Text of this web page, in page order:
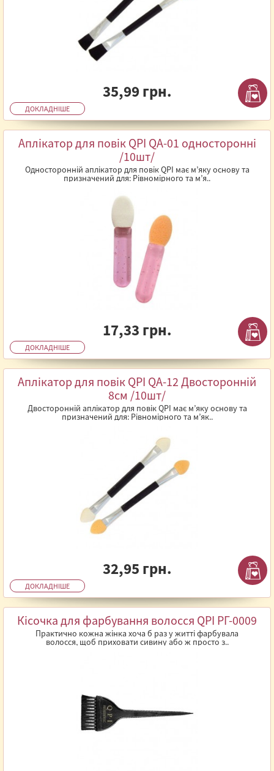
35,99 грн.
ДОКЛАДНІШЕ
Аплікатор для повік QPI QА-01 односторонні
/10шт/
Односторонній аплікатор для повік QPI має м’яку основу та
призначений для: Рівномірного та м’я..
17,33 грн.
ДОКЛАДНІШЕ
Аплікатор для повік QPI QА-12 Двосторонній
8см /10шт/
Двосторонній аплікатор для повік QPI має м’яку основу та
призначений для: Рівномірного та м’як..
32,95 грн.
ДОКЛАДНІШЕ
Кісочка для фарбування волосся QPI РГ-0009
Практично кожна жінка хоча б раз у житті фарбувала
волосся, щоб приховати сивину або ж просто з..